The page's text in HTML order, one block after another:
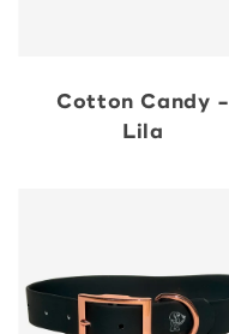
Cotton Candy -
Lila